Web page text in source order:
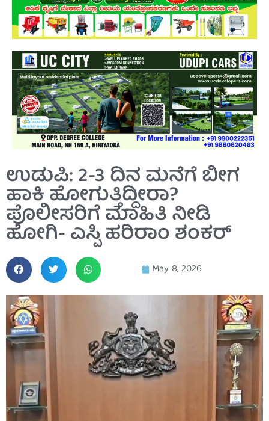
ಉಡುಪಿ: 2-3 ದಿನ ಮನೆಗೆ ಬೀಗ
ಹಾಕಿ ಹೋಗುತ್ತಿದ್ದೀರಾ?
ಪೊಲೀಸರಿಗೆ ಮಾಹಿತಿ ನೀಡಿ
ಹೋಗಿ- ಎಸ್ಪಿ ಹರಿರಾಂ ಶಂಕರ್
May 8, 2026